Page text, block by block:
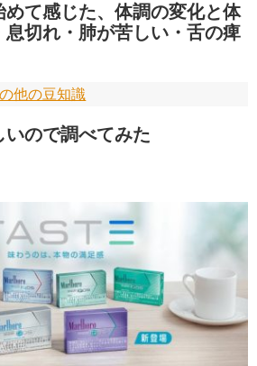
めて感じた、体調の変化と体
切れ・肺が苦しい・舌の痺
他の豆知識
ので調べてみた